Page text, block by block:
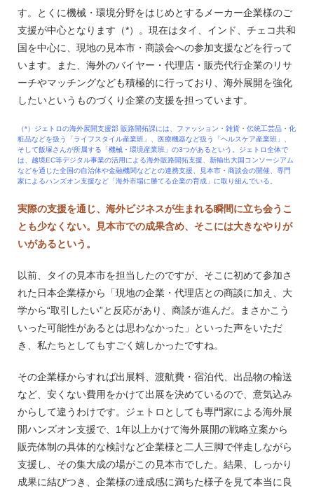
す。とくに機械・環境分野をはじめとするメーカー企業様のご
支援が中心となります（*）。現在はタイ、インド、チェコ共和
国を中心に、現地の見本市・商談会への参加支援などを行って
います。また、海外のバイヤー・代理店・販売代行企業のリサ
ーチやマッチングなども積極的に行っており、海外展開を強化
したいというものづくり企業の支援を担っています。
（*）ジェトロの海外展開支援部 販路開拓課には、ファッション・雑貨・伝統工芸品・化
粧品などを扱う「ライフスタイル産業班」、医療機器など扱う「ヘルスケア産業班」、
そして飯塚さんが所属する「機械・環境産業班」の3つがあるという。ジェトロ全体で
は、越境EC等デジタル事業の活用による海外販路開拓支援、新輸出大国コンソーシアム
などを通じた全国の自治体や金融機関などとの連携支援、見本市・商談会の開催、専門
家によるハンズオン支援など「海外市場に勝てる企業の育成」に取り組んでいる。
実際の支援を通じ、海外ビジネスが生まれる瞬間に立ち会うこ
とも少なくない。見本市での成果含め、そこには大きなやりが
いがあるという。
以前、タイの見本市を担当したのですが、そこに初めて参加さ
れた日本企業様から「現地の企業・代理店との商談に加え、大
学から“取引したい”と反応があり、商談が進んだ。まさかこう
いった可能性があるとは思わなかった」といった声をいただ
き、私たちとしてもすごく嬉しかったですね。
その企業様からすれば出展料、渡航費・宿泊代、出品物の輸送
など、安くない費用をかけて出展を決めているので、意気込み
からして違うわけです。ジェトロとしても専門家による海外展
開ハンズオン支援で、1年以上かけて海外展開の戦略立案から
販売体制の具体的な検討など企業様と二人三脚で伴走しながら
支援し、その集大成の場がこの見本市でした。結果、しっかり
成果に結びつき、企業様の達成感に満ちた様子を見て本当に良